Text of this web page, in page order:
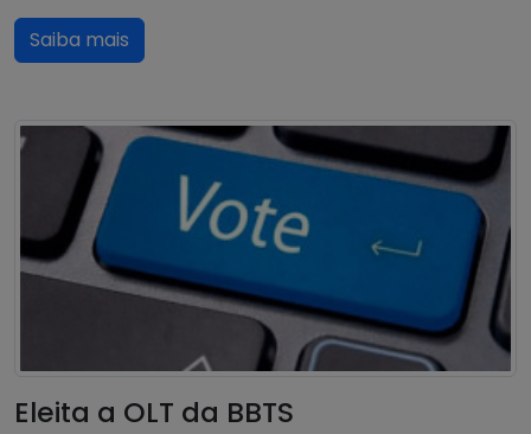
Saiba mais
Eleita a OLT da BBTS